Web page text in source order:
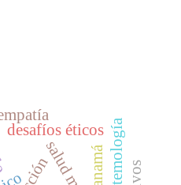
desafíos éticos epistemología
panamá